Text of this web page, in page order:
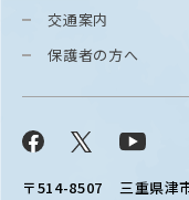
〒514-8507 三重県津
交通案内
保護者の方へ
Facebook